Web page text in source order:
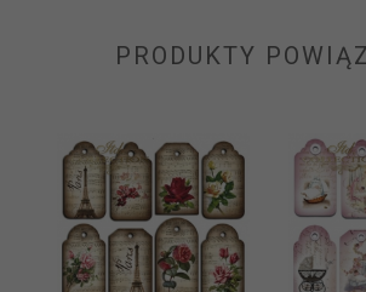
PRODUKTY